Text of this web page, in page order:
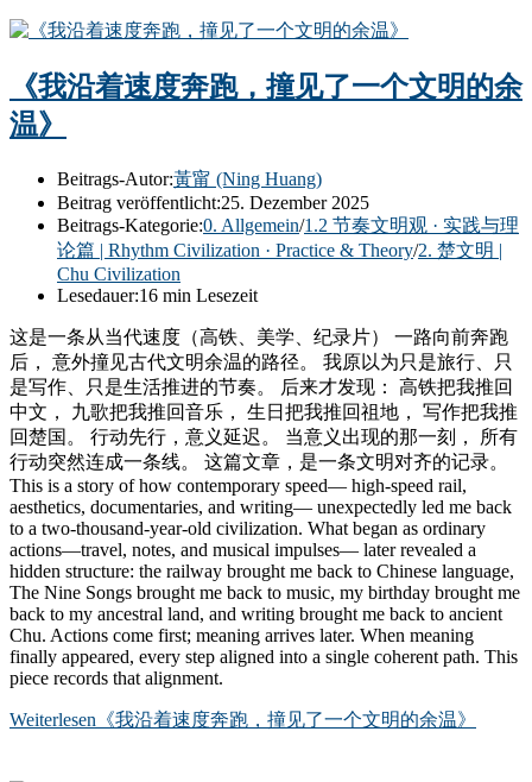
《我沿着速度奔跑，撞见了一个文明的余
温》
Beitrags-Autor:黃甯 (Ning Huang)
Beitrag veröffentlicht:25. Dezember 2025
Beitrags-Kategorie:0. Allgemein/1.2 节奏文明观 · 实践与理
论篇 | Rhythm Civilization · Practice & Theory/2. 楚文明 |
Chu Civilization
Lesedauer:16 min Lesezeit
这是一条从当代速度（高铁、美学、纪录片） 一路向前奔跑
后， 意外撞见古代文明余温的路径。 我原以为只是旅行、只
是写作、只是生活推进的节奏。 后来才发现： 高铁把我推回
中文， 九歌把我推回音乐， 生日把我推回祖地， 写作把我推
回楚国。 行动先行，意义延迟。 当意义出现的那一刻， 所有
行动突然连成一条线。 这篇文章，是一条文明对齐的记录。
This is a story of how contemporary speed— high-speed rail,
aesthetics, documentaries, and writing— unexpectedly led me back
to a two-thousand-year-old civilization. What began as ordinary
actions—travel, notes, and musical impulses— later revealed a
hidden structure: the railway brought me back to Chinese language,
The Nine Songs brought me back to music, my birthday brought me
back to my ancestral land, and writing brought me back to ancient
Chu. Actions come first; meaning arrives later. When meaning
finally appeared, every step aligned into a single coherent path. This
piece records that alignment.
Weiterlesen 《我沿着速度奔跑，撞见了一个文明的余温》